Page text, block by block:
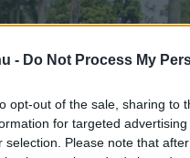
- Do Not Process My
opt-out of the sale, sharing to
for targeted
selection. Please note that